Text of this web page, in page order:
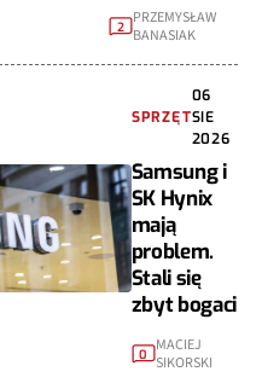
2 PRZEMYSŁAW
BANASIAK
SPRZĘT
06
SIE
2026
Samsung i
SK Hynix
mają
problem.
Stali się
zbyt bogaci
0 MACIEJ
SIKORSKI